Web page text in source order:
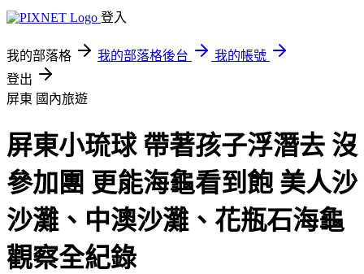
登入
我的部落格 我的部落格後台
我的帳號
登出
屏東 國內旅遊
屏東小琉球 帶著孩子浮潛去 沒
參加團 更能海龜看到飽 美人沙
沙灘、中澳沙灘、花瓶石海龜
觀察全紀錄